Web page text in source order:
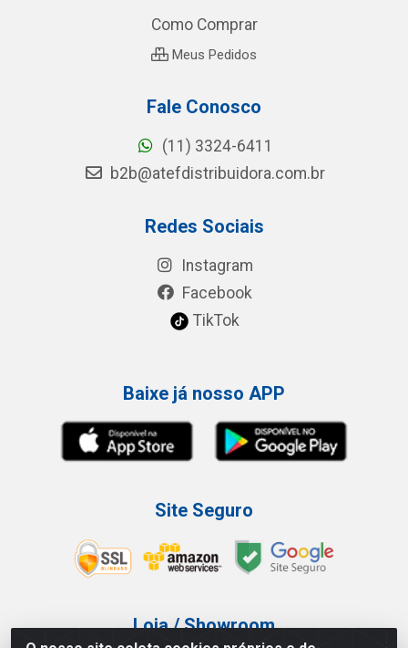
Como Comprar
Meus Pedidos
Fale Conosco
(11) 3324-6411
b2b@atefdistribuidora.com.br
Redes Sociais
Instagram
Facebook
TikTok
Baixe já nosso APP
Site Seguro
Loja / Showroom